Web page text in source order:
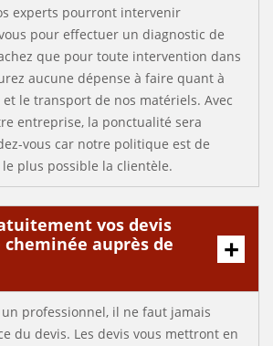
experts pourront intervenir
pour effectuer un diagnostic de
que pour toute intervention dans
aucune dépense à faire quant à
le transport de nos matériels. Avec
entreprise, la ponctualité sera
vous car notre politique est de
plus possible la clientèle.
vos devis
auprès de
professionnel, il ne faut jamais
du devis. Les devis vous mettront en